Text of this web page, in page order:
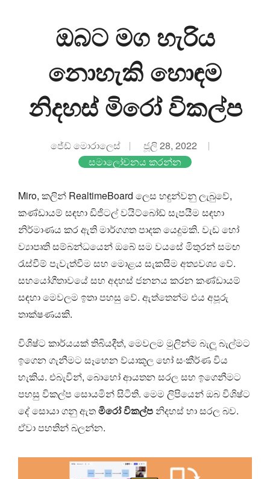
ඔබට මග හැරිය
නොහැකි හොඳම
නිදහස් මිරෝ විකල්ප
ජේඩ් මොරාලෙස්
ජූලි 28, 2022
සමාලෝචනය කරන්න
Miro, කලින් RealtimeBoard ලෙස හඳුන්වනු ලැබුවේ,
කණ්ඩායම් සඳහා ඩිජිටල් වයිට්බෝඩ් සැපයීම සඳහා
නිර්මාණය කර ඇති මාර්ගගත පාදක යෙදුමකි. වැඩ හෝ
ව්‍යාපෘති සම්බන්ධයෙන් ඔබේ සම වයසේ මිතුරන් සමඟ
රැස්වීම් පැවැත්වීම සහ මොළය සැකසීම අත්‍යවශ්‍ය වේ.
සහයෝගීතාවයේ සහ අදහස් ජනනය කරන කණ්ඩායම්
සඳහා මෙවලම ඉතා පහසු වේ. ඇත්තෙන්ම එය අපූරු
තාක්ෂණයකි.
විශිෂ්ට කාර්යයක් තිබියදීත්, මෙවලම මුලින්ම බැලූ බැල්මට
ඉගෙන ගැනීමට සෑහෙන ව්යාකූල හෝ සංකීර්ණ විය
හැකිය. එබැවින්, බොහෝ ආයතන සරල සහ ඉගෙනීමට
පහසු විකල්ප සොයමින් සිටිති. මෙම ලිපියෙන් ඔබ විශිෂ්ට
දේ සොයා ගනු ඇතමිරෝ විකල්ප නිදහස් හා සරල බව.
ඒවා පහතින් බලන්න.